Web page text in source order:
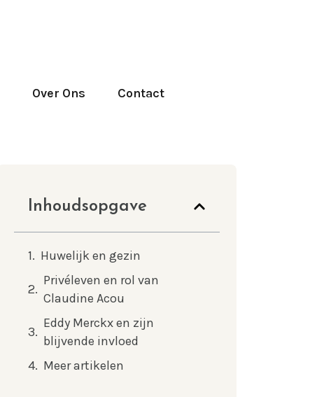
Over Ons Contact
Inhoudsopgave
Huwelijk en gezin
Privéleven en rol van
Claudine Acou
Eddy Merckx en zijn
blijvende invloed
Meer artikelen